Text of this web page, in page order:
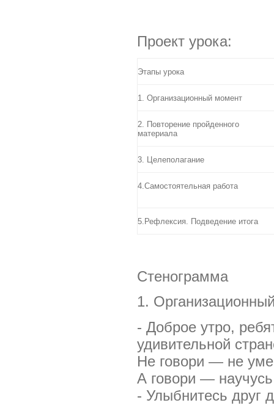
Проект урока:
Этапы урока
1. Организационный момент
2. Повторение пройденного
материала
3. Целеполагание
4.Самостоятельная работа
5.Рефлексия. Подведение итога
Стенограмма
1.
- Доброе утро,
удивительной
Не говори — не
А говори —
- Улыбнитесь друг